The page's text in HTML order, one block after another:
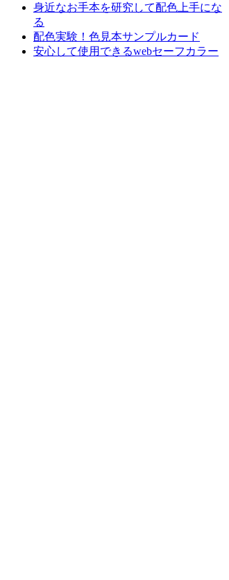
身近なお手本を研究して配色上手にな
る
配色実験！色見本サンプルカード
安心して使用できるwebセーフカラー